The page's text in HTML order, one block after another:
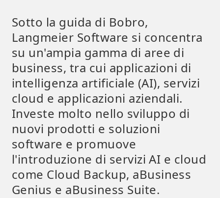
Sotto la guida di Bobro,
Langmeier Software si concentra
su un'ampia gamma di aree di
business, tra cui applicazioni di
intelligenza artificiale (AI), servizi
cloud e applicazioni aziendali.
Investe molto nello sviluppo di
nuovi prodotti e soluzioni
software e promuove
l'introduzione di servizi AI e cloud
come Cloud Backup, aBusiness
Genius e aBusiness Suite.